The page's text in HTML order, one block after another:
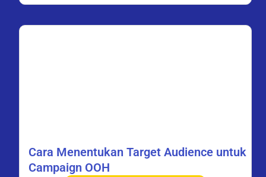
Cara Menentukan Target Audience untuk
Campaign OOH